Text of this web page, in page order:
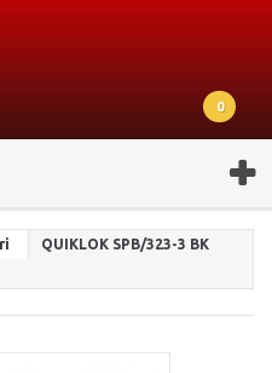
0
QUIKLOK SPB/323-3 BK